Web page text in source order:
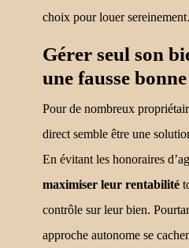
choix pour louer
Gérer seul son
une fausse
Pour de nombreux
direct semble être une
En évitant les honoraires
maximiser leur rentabilité
contrôle sur leur bien.
approche autonome se